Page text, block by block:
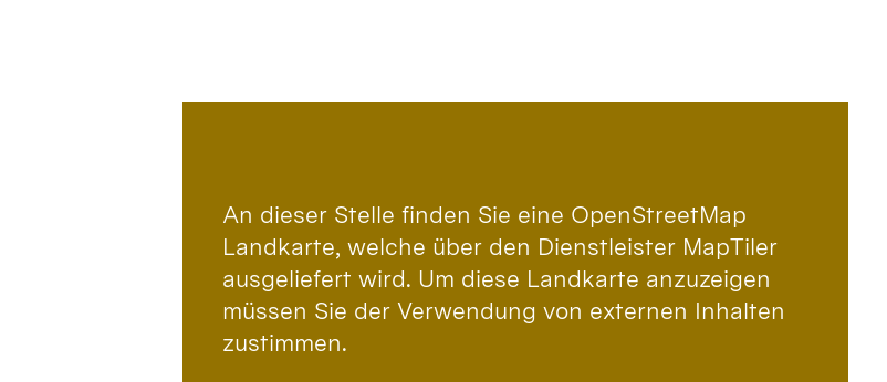
An dieser Stelle finden Sie eine OpenStreetMap
Landkarte, welche über den Dienstleister MapTiler
ausgeliefert wird. Um diese Landkarte anzuzeigen
müssen Sie der Verwendung von externen Inhalten
zustimmen.